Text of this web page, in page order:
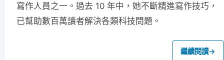
寫作人員之一。過去 10 年中，她不斷精進寫作技巧，
已幫助數百萬讀者解決各類科技問題。
繼續閱讀→